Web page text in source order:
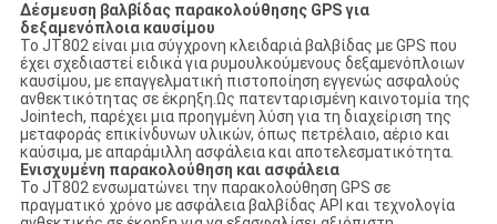
Δέσμευση βαλβίδας παρακολούθησης GPS για
δεξαμενόπλοια καυσίμου
Το JT802 είναι μια σύγχρονη κλειδαριά βαλβίδας με GPS που
έχει σχεδιαστεί ειδικά για ρυμουλκούμενους δεξαμενόπλοιων
καυσίμου, με επαγγελματική πιστοποίηση εγγενώς ασφαλούς
ανθεκτικότητας σε έκρηξη.Ως πατενταρισμένη καινοτομία της
Jointech, παρέχει μια προηγμένη λύση για τη διαχείριση της
μεταφοράς επικίνδυνων υλικών, όπως πετρέλαιο, αέριο και
καύσιμα, με απαράμιλλη ασφάλεια και αποτελεσματικότητα.
Ενισχυμένη παρακολούθηση και ασφάλεια
Το JT802 ενσωματώνει την παρακολούθηση GPS σε
πραγματικό χρόνο με ασφάλεια βαλβίδας API και τεχνολογία